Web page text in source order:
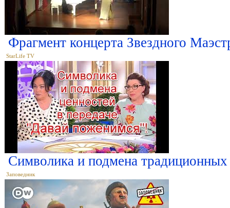
Фрагмент концерта Звездного
StarLife TV
Символика и подмена
Заповедник